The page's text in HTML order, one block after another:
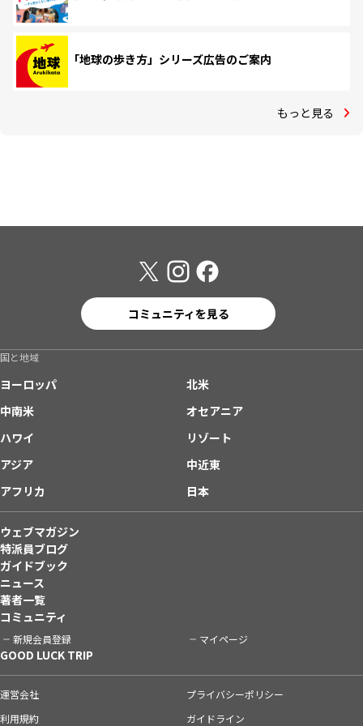
「地球の歩き方」シリーズ広告のご案内
もっと見る
コミュニティを見る
国と地域
ヨーロッパ
北米
中南米
オセアニア
ハワイ
リゾート
アジア
中近東
アフリカ
日本
ウェブマガジン
特派員ブログ
ガイドブック
ニュース
著者一覧
コミュニティ
新規会員登録 マイページ
GOOD LUCK TRIP
運営会社
プライバシーポリシー
利用規約
ガイドライン